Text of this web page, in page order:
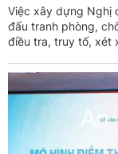
Việc xây dựng Nghị
đấu tranh phòng,
điều tra, truy tố, xét